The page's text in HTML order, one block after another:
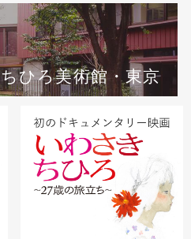
ちひろ美術館・東京